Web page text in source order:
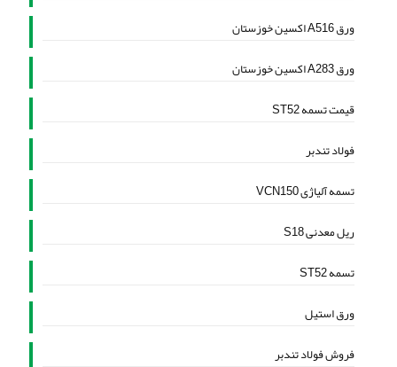
ورق A516 اکسین خوزستان
ورق A283 اکسین خوزستان
قیمت تسمه ST52
فولاد تندبر
تسمه آلیاژی VCN150
ریل معدنی S18
تسمه ST52
ورق استیل
فروش فولاد تندبر